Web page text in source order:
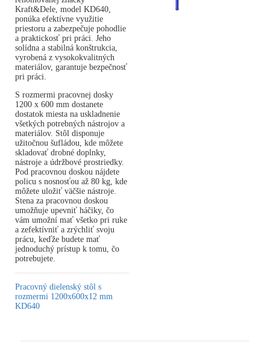
Kraft&Dele, model KD640,
ponúka efektívne využitie
priestoru a zabezpečuje pohodlie
a praktickosť pri práci. Jeho
solídna a stabilná konštrukcia,
vyrobená z vysokokvalitných
materiálov, garantuje bezpečnosť
pri práci.
S rozmermi pracovnej dosky
1200 x 600 mm dostanete
dostatok miesta na uskladnenie
všetkých potrebných nástrojov a
materiálov. Stôl disponuje
užitočnou šufládou, kde môžete
skladovať drobné doplnky,
nástroje a údržbové prostriedky.
Pod pracovnou doskou nájdete
policu s nosnosťou až 80 kg, kde
môžete uložiť väčšie nástroje.
Stena za pracovnou doskou
umožňuje upevniť háčiky, čo
vám umožní mať všetko pri ruke
a zefektívniť a zrýchliť svoju
prácu, keďže budete mať
jednoduchý prístup k tomu, čo
potrebujete.
Pracovný dielenský stôl s
rozmermi 1200x600x12 mm
KD640